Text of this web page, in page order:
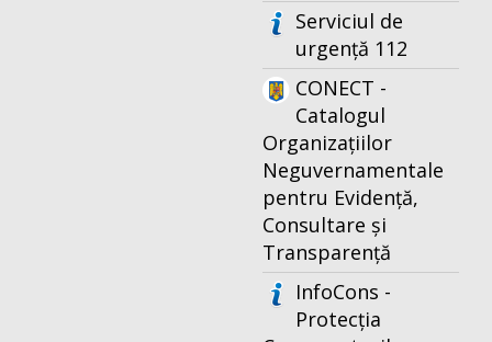
Serviciul de
urgență 112
CONECT -
Catalogul
Organizațiilor
Neguvernamentale
pentru Evidență,
Consultare și
Transparență
InfoCons -
Protecția